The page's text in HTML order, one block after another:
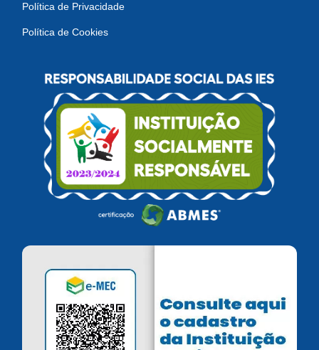
Política de Privacidade
Política de Cookies